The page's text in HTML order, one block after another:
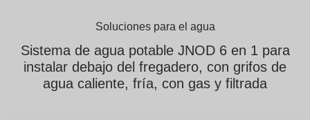
Soluciones para el agua
Sistema de agua potable JNOD 6 en 1 para
instalar debajo del fregadero, con grifos de
agua caliente, fría, con gas y filtrada